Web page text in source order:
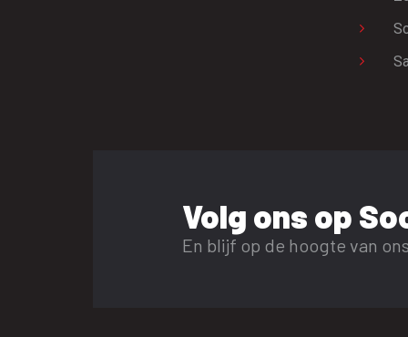
Volg ons op
En blijf op de hoogte van